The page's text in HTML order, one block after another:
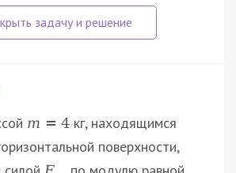
m = 4 кг, находящимся
поверхности,